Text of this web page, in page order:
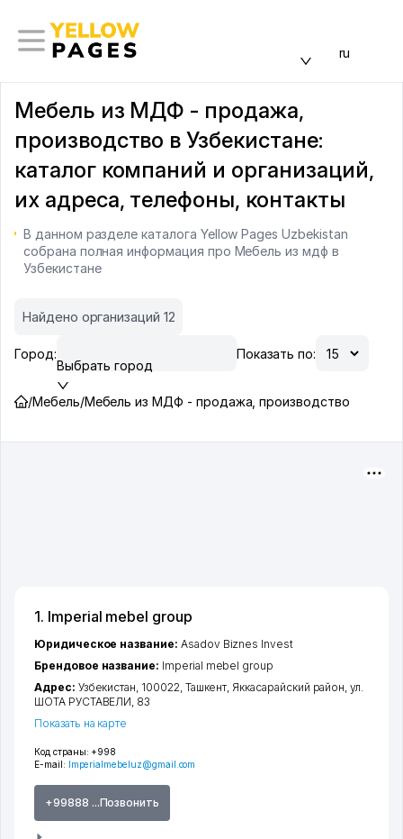
ru
Мебель из МДФ - продажа,
производство в Узбекистане:
каталог компаний и организаций,
их адреса, телефоны, контакты
В данном разделе каталога Yellow Pages Uzbekistan
собрана полная информация про Мебель из мдф в
Узбекистане
Найдено организаций 12
Город:
Выбрать город
Показать по:
/Мебель/Мебель из МДФ - продажа, производство
1. Imperial mebel group
Код страны: +998
E-mail: Imperialmebeluz@gmail.com
+99888 ...Позвонить
Юридическое название: Asadov Biznes Invest
Брендовое название: Imperial mebel group
Адрес: Узбекистан, 100022, Ташкент, Яккасарайский район,ул.
ШОТА РУСТАВЕЛИ, 83
Показать на карте